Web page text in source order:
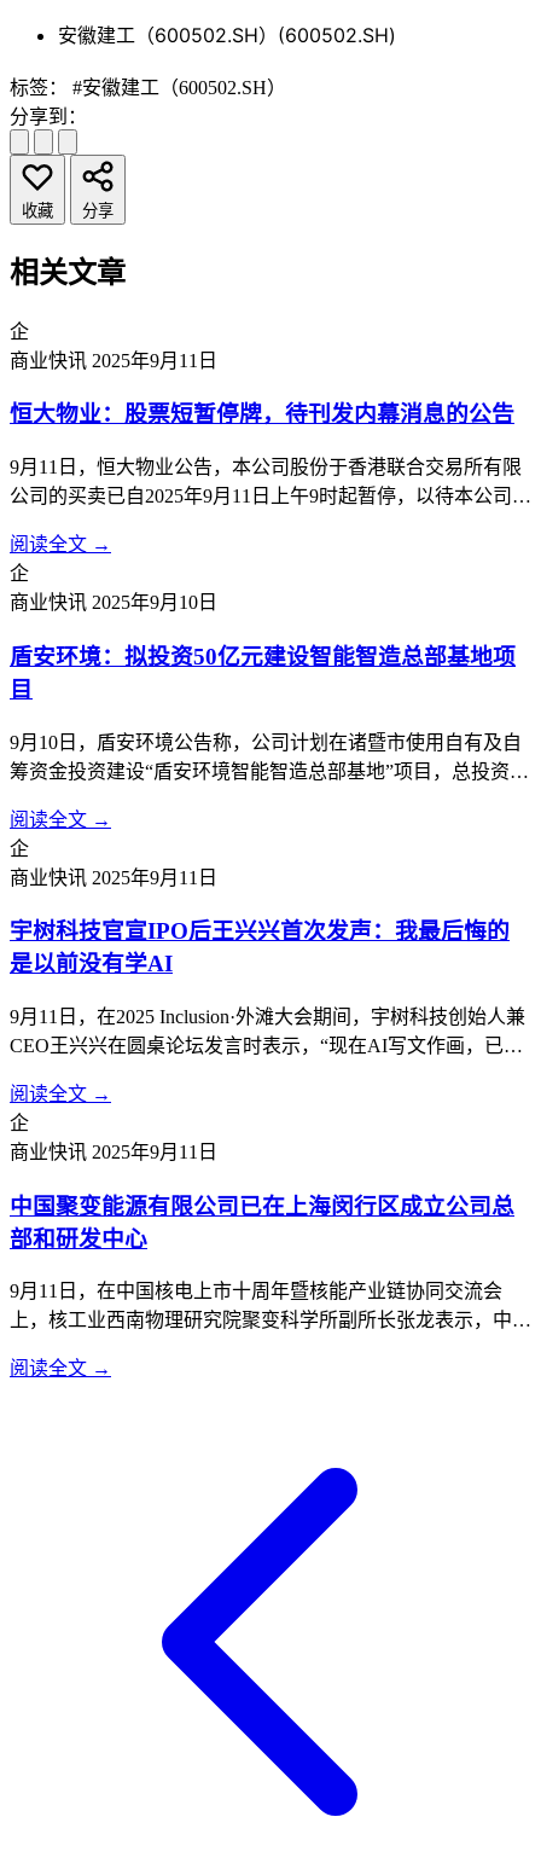
安徽建工（600502.SH）(600502.SH)
标签：
#安徽建工（600502.SH）
分享到：
收藏 分享
相关文章
企
商业快讯 2025年9月11日
恒大物业：股票短暂停牌，待刊发内幕消息的公告
9月11日，恒大物业公告，本公司股份于香港联合交易所有限
公司的买卖已自2025年9月11日上午9时起暂停，以待本公司根
告。
阅读全文 →
企
商业快讯 2025年9月10日
盾安环境：拟投资50亿元建设智能智造总部基地项
目
9月10日，盾安环境公告称，公司计划在诸暨市使用自有及自
筹资金投资建设“盾安环境智能智造总部基地”项目，总投资额
期为盾安环境智能制造总部基地项目，第二期为盾安环境新能
源汽车热管理总部基地项目。计划建设盾安环境制冷核心零部
件及新能源汽车热管理核心...
阅读全文 →
企
商业快讯 2025年9月11日
宇树科技官宣IPO后王兴兴首次发声：我最后悔的
是以前没有学AI
9月11日，在2025 Inclusion·外滩大会期间，宇树科技创始人兼
CEO王兴兴在圆桌论坛发言时表示，“现在AI写文作画，已经
漠。”这是宇树科技宣布IPO计划后，他首次公开现身，畅谈
大模型时代机器人产业发展的机遇与挑战。王兴兴及他所创
立...
阅读全文 →
企
商业快讯 2025年9月11日
中国聚变能源有限公司已在上海闵行区成立公司总
部和研发中心
9月11日，在中国核电上市十周年暨核能产业链协同交流会
上，核工业西南物理研究院聚变科学所副所长张龙表示，中国
正加速推进聚变事业工程化、商业化应用。
阅读全文 →